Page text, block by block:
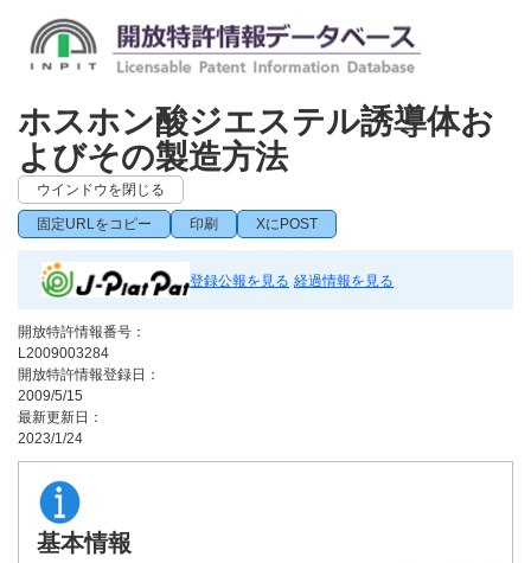
ホスホン酸ジエステル誘導体お
よびその製造方法
ウインドウを閉じる
固定URLをコピー 印刷 XにPOST
登録公報を見る 経過情報を見る
開放特許情報番号：
L2009003284
開放特許情報登録日：
2009/5/15
最新更新日：
2023/1/24
基本情報